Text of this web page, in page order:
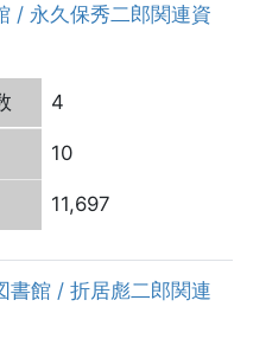
/ 永久保秀二郎関連資
4
10
11,697
書館 / 折居彪二郎関連